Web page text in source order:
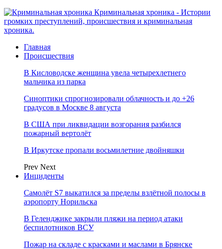
Криминальная хроника - Истории
громких преступлений, происшествия и криминальная
хроника.
Главная
Происшествия
В Кисловодске женщина увела четырехлетнего
мальчика из парка
Синоптики спрогнозировали облачность и до +26
градусов в Москве 8 августа
В США при ликвидации возгорания разбился
пожарный вертолёт
В Иркутске пропали восьмилетние двойняшки
Prev Next
Инциденты
Самолёт S7 выкатился за пределы взлётной полосы в
аэропорту Норильска
В Геленджике закрыли пляжи на период атаки
беспилотников ВСУ
Пожар на складе с красками и маслами в Брянске